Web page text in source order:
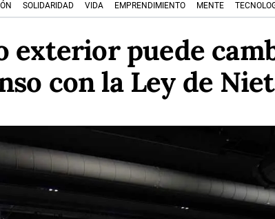
SOLIDARIDAD VIDA EMPRENDIMIENTO MENTE
exterior puede
con la Ley de